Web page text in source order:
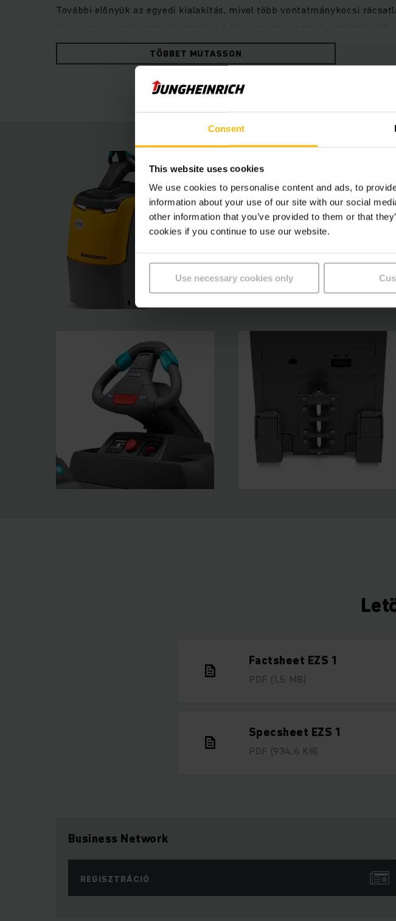
Consent
This website uses cookies
We use cookies to personalise content and ads, to
information about your use of our site with our social
other information that you’ve provided to them or that
cookies if you continue to use our website.
Use necessary cookies only
További előnyük az egyedi kialakítás, mivel több vontatmánykocsi
továbbfejlesztett ergonómia és a kezelő optimalizált helykínálata
kényelmes fel- és leszállást tesz lehetővé, a három választható
rugalmas és biztonságos munkavégzést szavatolnak minden helyzetben.
TÖBBET MUTASSON
Factsheet EZS 1
PDF (1,5 MB)
Specsheet EZS 1
PDF (934,6 KB)
Business Network
REGISZTRÁCIÓ